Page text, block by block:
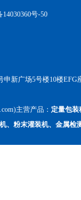
14030360号-50
申新广场5号楼10楼EFG
主营产品： 定量包装
、粉末灌装机、金属检